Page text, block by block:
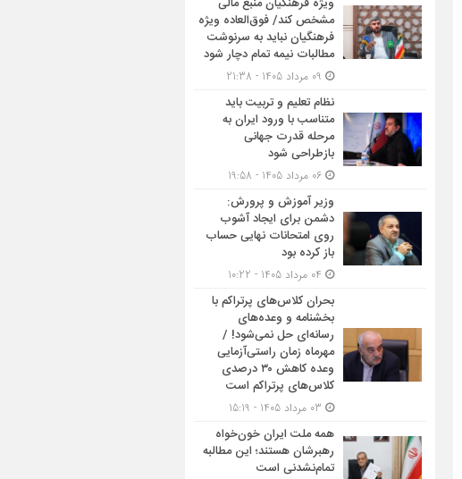
مشخص کند/ فوق‌العاده ویژه
فرهنگیان نباید به سرنوشت
مطالبات نیمه‌ تمام دچار شود
نظام تعلیم و تربیت باید
متناسب با ورود ایران به
مرحله قدرت جهانی
بازطراحی شود
وزیر آموزش و پرورش:
دشمن برای ایجاد آشوب
روی امتحانات نهایی حساب
باز کرده بود
بحران کلاس‌های پرتراکم با
بخشنامه و وعده‌های
رسانه‌ای حل نمی‌شود! /
مهرماه زمان راستی‌آزمایی
وعده کاهش ۳۰ درصدی
کلاس‌های پرتراکم است
همه ملت ایران خون‌خواه
رهبرشان هستند؛ این مطالبه
تمام‌نشدنی است